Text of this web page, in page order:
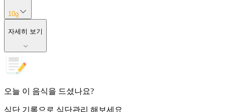
10g
자세히 보기
오늘 이 음식을 드셨나요?
식단 기록으로 식단관리 해보세요